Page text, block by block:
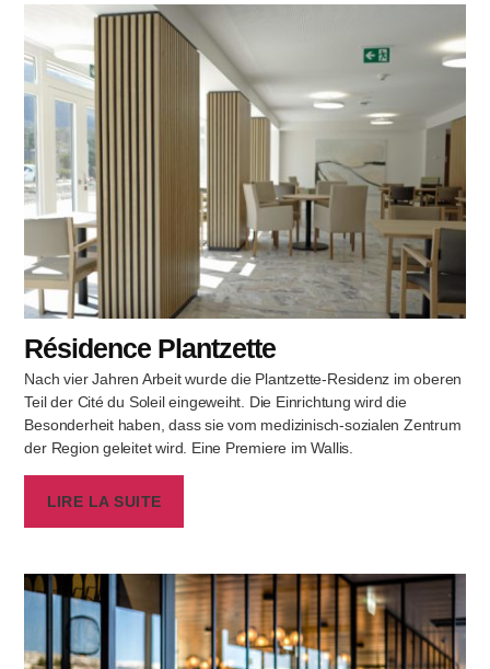
Résidence Plantzette
Nach vier Jahren Arbeit wurde die Plantzette-Residenz im oberen
Teil der Cité du Soleil eingeweiht. Die Einrichtung wird die
Besonderheit haben, dass sie vom medizinisch-sozialen Zentrum
der Region geleitet wird. Eine Premiere im Wallis.
LIRE LA SUITE